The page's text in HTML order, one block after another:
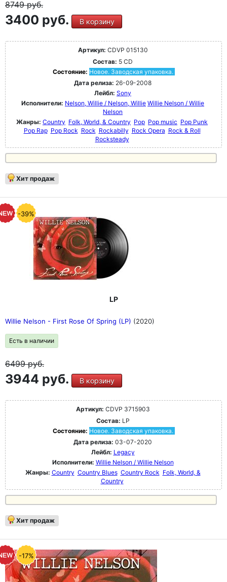
8749руб.
3400 руб. В корзину
Артикул: CDVP 015130
Состав: 5 CD
Состояние: Новое. Заводская упаковка.
Дата релиза: 26-09-2008
Лейбл: Sony
Исполнители: Nelson, Willie / Nelson, Willie Willie Nelson / Willie
Nelson
Жанры: Country Folk, World, & Country Pop Pop music Pop Punk
Pop Rap Pop Rock Rock Rockabilly Rock Opera Rock & Roll
Rocksteady
Хит продаж
-39%
LP
Willie Nelson - First Rose Of Spring (LP) (2020)
Есть в наличии
6499руб.
3944 руб. В корзину
Артикул: CDVP 3715903
Состав: LP
Состояние: Новое. Заводская упаковка.
Дата релиза: 03-07-2020
Лейбл: Legacy
Исполнители: Willie Nelson / Willie Nelson
Жанры: Country Country Blues Country Rock Folk, World, &
Country
Хит продаж
-17%